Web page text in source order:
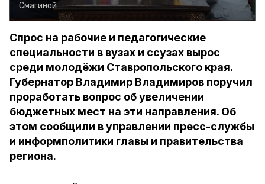
Смагиной
Спрос на рабочие и педагогические
специальности в вузах и ссузах вырос
среди молодёжи Ставропольского края.
Губернатор Владимир Владимиров поручил
проработать вопрос об увеличении
бюджетных мест на эти направления. Об
этом сообщили в управлении пресс-службы
и информполитики главы и правительства
региона.